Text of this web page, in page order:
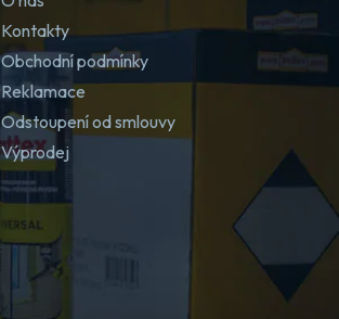
Kontakty
Obchodní podmínky
Reklamace
Odstoupení od smlouvy
Výprodej